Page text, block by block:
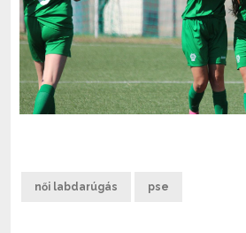
női labdarúgás pse